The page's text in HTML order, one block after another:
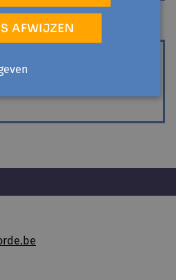
met terrazzo
AFWIJZEN